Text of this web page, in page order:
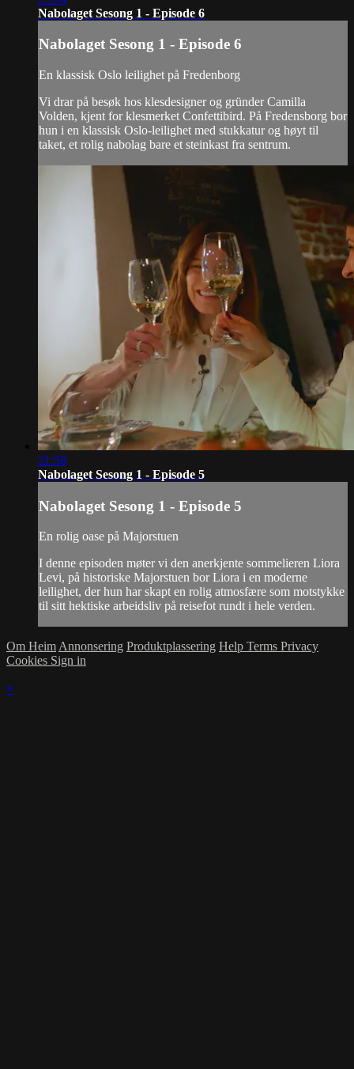
Nabolaget Sesong 1 - Episode 6
Nabolaget Sesong 1 - Episode 6
En klassisk Oslo leilighet på Fredenborg
Vi drar på besøk hos klesdesigner og gründer Camilla
Volden, kjent for klesmerket Confettibird. På Fredensborg bor
hun i en klassisk Oslo-leilighet med stukkatur og høyt til
taket, et rolig nabolag bare et steinkast fra sentrum.
21:58
Nabolaget Sesong 1 - Episode 5
Nabolaget Sesong 1 - Episode 5
En rolig oase på Majorstuen
I denne episoden møter vi den anerkjente sommelieren Liora
Levi, på historiske Majorstuen bor Liora i en moderne
leilighet, der hun har skapt en rolig atmosfære som motstykke
til sitt hektiske arbeidsliv på reisefot rundt i hele verden.
Om Heim Annonsering Produktplassering Help Terms Privacy
Cookies Sign in
×